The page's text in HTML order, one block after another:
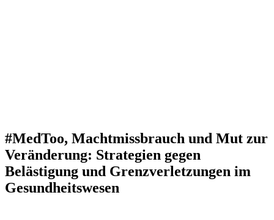
#MedToo, Machtmissbrauch und Mut zur
Veränderung: Strategien gegen
Belästigung und Grenzverletzungen im
Gesundheitswesen